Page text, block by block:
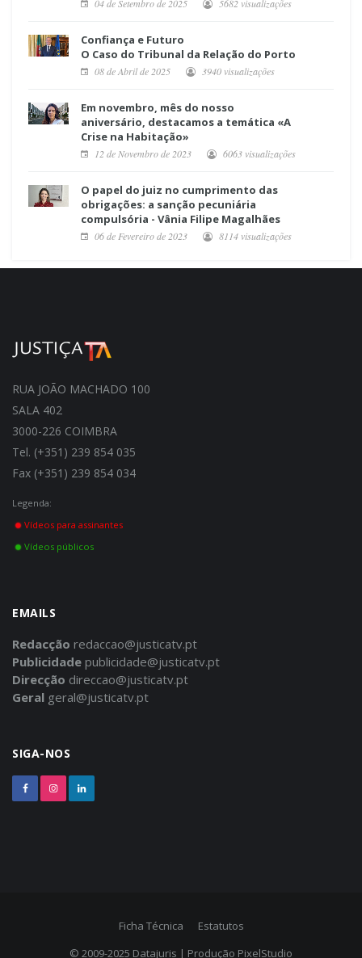
04 de Setembro de 2025 5682 visualizações
Confiança e Futuro
O Caso do Tribunal da Relação do Porto
08 de Abril de 2025 3940 visualizações
Em novembro, mês do nosso
aniversário, destacamos a temática «A
Crise na Habitação»
12 de Novembro de 2023 6063 visualizações
O papel do juiz no cumprimento das
obrigações: a sanção pecuniária
compulsória - Vânia Filipe Magalhães
06 de Fevereiro de 2023 8114 visualizações
RUA JOÃO MACHADO 100
SALA 402
3000-226 COIMBRA
Tel. (+351) 239 854 035
Fax (+351) 239 854 034
Legenda:
Vídeos para assinantes
Vídeos públicos
EMAILS
Redacção redaccao@justicatv.pt
Publicidade publicidade@justicatv.pt
Direcção direccao@justicatv.pt
Geral geral@justicatv.pt
SIGA-NOS
Ficha Técnica
Estatutos